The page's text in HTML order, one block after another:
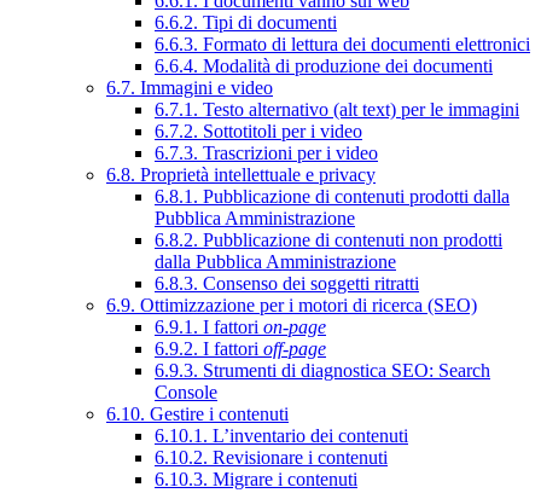
6.6.2. Tipi di documenti
6.6.3. Formato di lettura dei documenti elettronici
6.6.4. Modalità di produzione dei documenti
6.7. Immagini e video
6.7.1. Testo alternativo (alt text) per le immagini
6.7.2. Sottotitoli per i video
6.7.3. Trascrizioni per i video
6.8. Proprietà intellettuale e privacy
6.8.1. Pubblicazione di contenuti prodotti dalla
Pubblica Amministrazione
6.8.2. Pubblicazione di contenuti non prodotti
dalla Pubblica Amministrazione
6.8.3. Consenso dei soggetti ritratti
6.9. Ottimizzazione per i motori di ricerca (SEO)
6.9.1. I fattori on-page
6.9.2. I fattori off-page
6.9.3. Strumenti di diagnostica SEO: Search
Console
6.10. Gestire i contenuti
6.10.1. L’inventario dei contenuti
6.10.2. Revisionare i contenuti
6.10.3. Migrare i contenuti